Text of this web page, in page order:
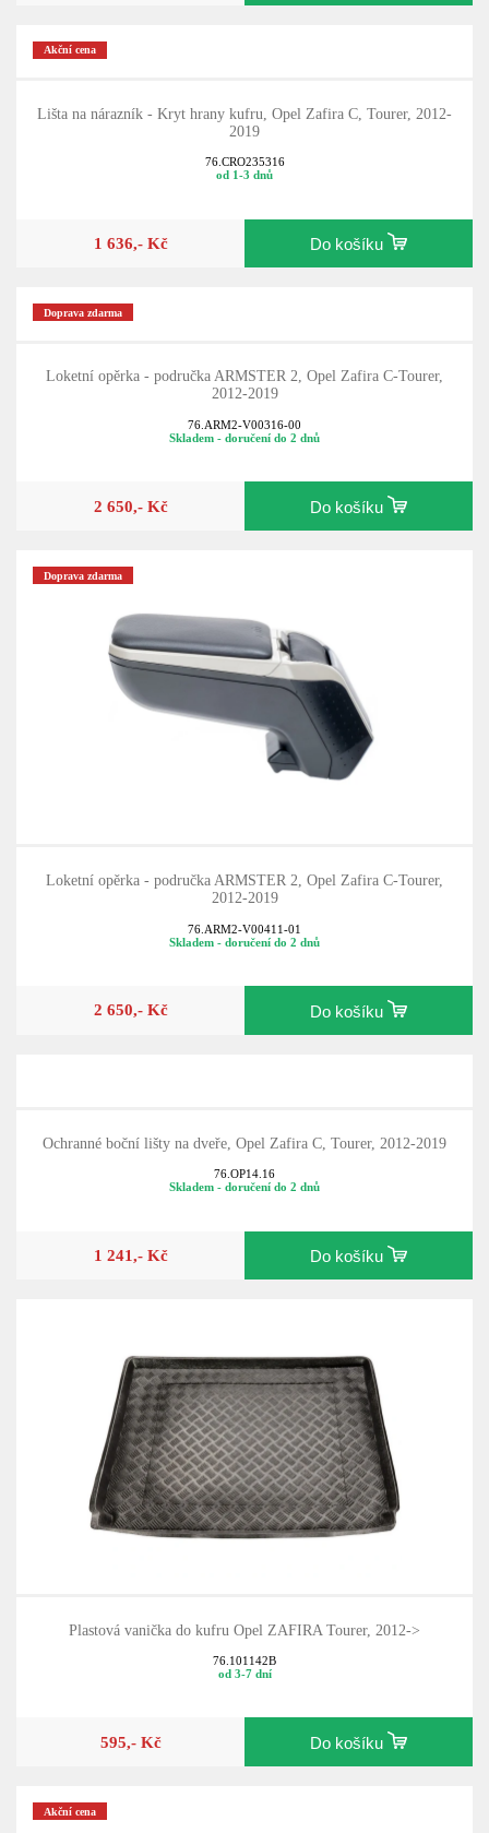
Akční cena
Lišta na nárazník - Kryt hrany kufru, Opel Zafira C, Tourer, 2012-
2019
76.CRO235316
od 1-3 dnů
1 636,- Kč Do košíku
Doprava zdarma
Loketní opěrka - područka ARMSTER 2, Opel Zafira C-Tourer,
2012-2019
76.ARM2-V00316-00
Skladem - doručení do 2 dnů
2 650,- Kč Do košíku
Doprava zdarma
Loketní opěrka - područka ARMSTER 2, Opel Zafira C-Tourer,
2012-2019
76.ARM2-V00411-01
Skladem - doručení do 2 dnů
2 650,- Kč Do košíku
Ochranné boční lišty na dveře, Opel Zafira C, Tourer, 2012-2019
76.OP14.16
Skladem - doručení do 2 dnů
1 241,- Kč Do košíku
Plastová vanička do kufru Opel ZAFIRA Tourer, 2012->
76.101142B
od 3-7 dní
595,- Kč Do košíku
Akční cena